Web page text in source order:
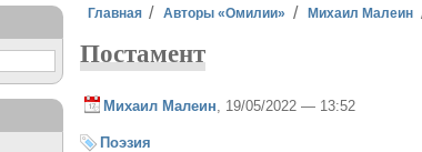
Вы здесь
Главная Авторы «Омилии» Михаил Малеин
Постамент
Михаил Малеин , 19/05/2022 — 13:52
Поэзия